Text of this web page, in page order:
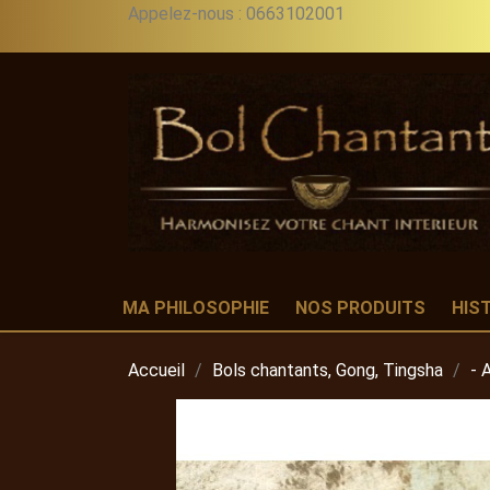
Appelez-nous : 0663102001
MA PHILOSOPHIE NOS PRODUITS
Accueil Bols chantants, Gong, Tingsha -